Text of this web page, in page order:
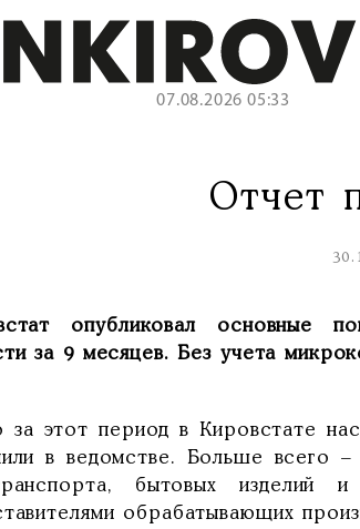
07.08.2026 05:33
Отчет
опубликовал основные
за 9 месяцев. Без учета
за этот период в Кировстате
в ведомстве. Больше всего
бытовых изделий
обрабатывающих